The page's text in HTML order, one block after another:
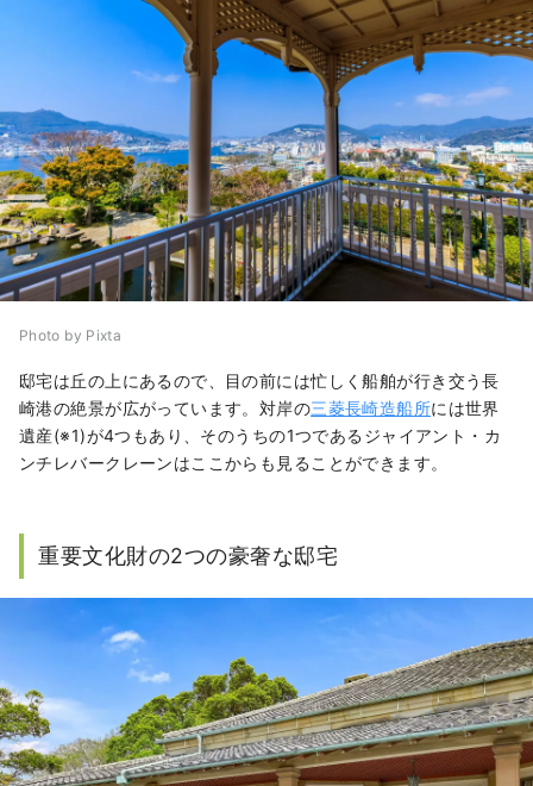
Photo by Pixta
邸宅は丘の上にあるので、目の前には忙しく船舶が行き交う長
崎港の絶景が広がっています。対岸の三菱長崎造船所には世界
遺産(※1)が4つもあり、そのうちの1つであるジャイアント・カ
ンチレバークレーンはここからも見ることができます。
重要文化財の2つの豪奢な邸宅